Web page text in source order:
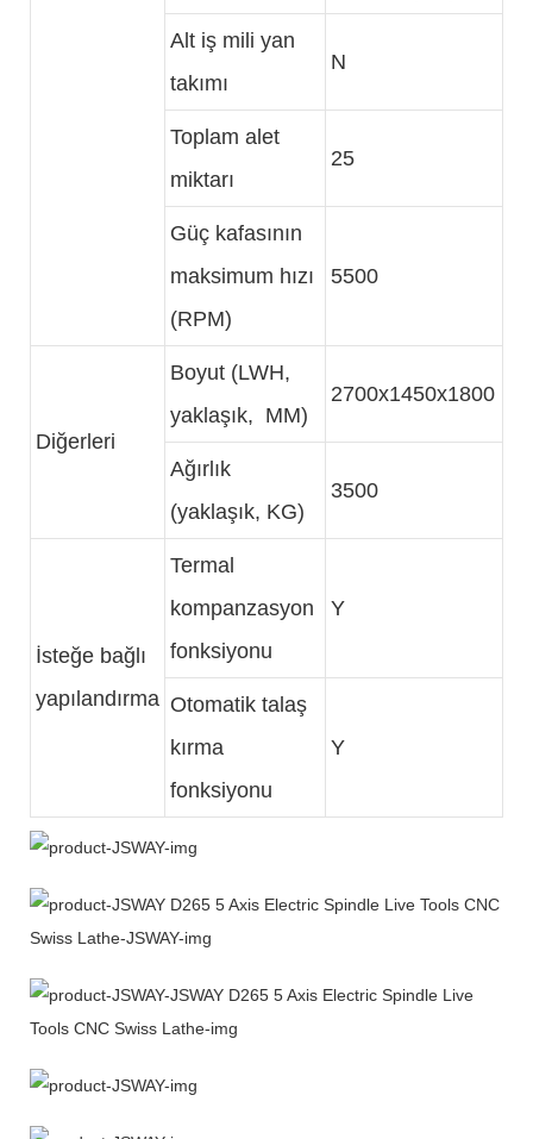
Alt iş mili yan
takımı
N
Toplam alet
miktarı
25
Güç kafasının
maksimum hızı
(RPM)
5500
Diğerleri
Boyut (LWH,
yaklaşık, MM)
2700x1450x1800
Ağırlık
(yaklaşık, KG)
3500
İsteğe bağlı
yapılandırma
Termal
kompanzasyon
fonksiyonu
Y
Otomatik talaş
kırma
fonksiyonu
Y